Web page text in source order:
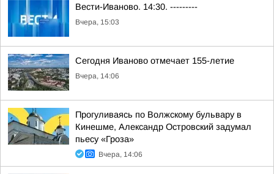
Вести-Иваново. 14:30. ---------
Вчера, 15:03
Сегодня Иваново отмечает 155-летие
Вчера, 14:06
Прогуливаясь по Волжскому бульвару в
Кинешме, Александр Островский задумал
пьесу «Гроза»
Вчера, 14:06